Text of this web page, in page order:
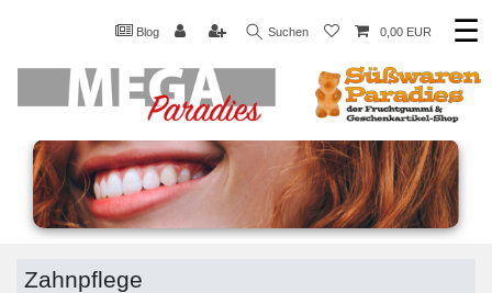
Blog Suchen 0,00 EUR ☰
Zahnpflege